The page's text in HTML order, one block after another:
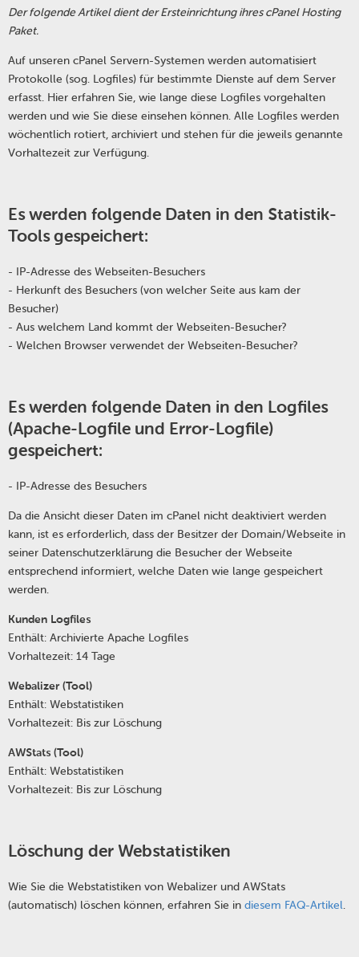
Der folgende Artikel dient der Ersteinrichtung ihres cPanel Hosting
Paket.
Auf unseren cPanel Servern-Systemen werden automatisiert
Protokolle (sog. Logfiles) für bestimmte Dienste auf dem Server
erfasst. Hier erfahren Sie, wie lange diese Logfiles vorgehalten
werden und wie Sie diese einsehen können. Alle Logfiles werden
wöchentlich rotiert, archiviert und stehen für die jeweils genannte
Vorhaltezeit zur Verfügung.
Es werden folgende Daten in den Statistik-
Tools gespeichert:
- IP-Adresse des Webseiten-Besuchers
- Herkunft des Besuchers (von welcher Seite aus kam der
Besucher)
- Aus welchem Land kommt der Webseiten-Besucher?
- Welchen Browser verwendet der Webseiten-Besucher?
Es werden folgende Daten in den Logfiles
(Apache-Logfile und Error-Logfile)
gespeichert:
- IP-Adresse des Besuchers
Da die Ansicht dieser Daten im cPanel nicht deaktiviert werden
kann, ist es erforderlich, dass der Besitzer der Domain/Webseite in
seiner Datenschutzerklärung die Besucher der Webseite
entsprechend informiert, welche Daten wie lange gespeichert
werden.
Kunden Logfiles
Enthält: Archivierte Apache Logfiles
Vorhaltezeit: 14 Tage
Webalizer (Tool)
Enthält: Webstatistiken
Vorhaltezeit: Bis zur Löschung
AWStats (Tool)
Enthält: Webstatistiken
Vorhaltezeit: Bis zur Löschung
Löschung der Webstatistiken
Wie Sie die Webstatistiken von Webalizer und AWStats
(automatisch) löschen können, erfahren Sie in diesem FAQ-Artikel.